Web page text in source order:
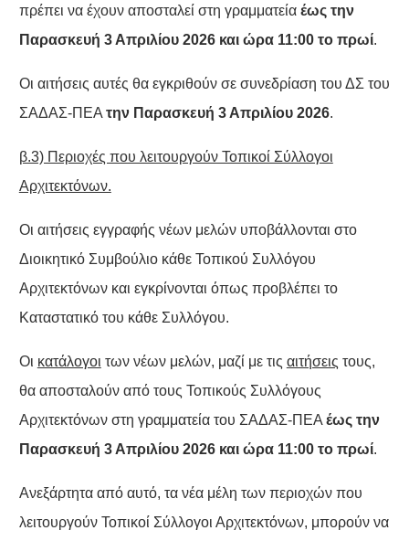
πρέπει να έχουν αποσταλεί στη γραμματεία έως την
Παρασκευή 3 Απριλίου 2026 και ώρα 11:00 το πρωί.
Οι αιτήσεις αυτές θα εγκριθούν σε συνεδρίαση του ΔΣ του
ΣΑΔΑΣ-ΠΕΑ την Παρασκευή 3 Απριλίου 2026.
β.3) Περιοχές που λειτουργούν Τοπικοί Σύλλογοι
Αρχιτεκτόνων.
Οι αιτήσεις εγγραφής νέων μελών υποβάλλονται στο
Διοικητικό Συμβούλιο κάθε Τοπικού Συλλόγου
Αρχιτεκτόνων και εγκρίνονται όπως προβλέπει το
Καταστατικό του κάθε Συλλόγου.
Οι κατάλογοι των νέων μελών, μαζί με τις αιτήσεις τους,
θα αποσταλούν από τους Τοπικούς Συλλόγους
Αρχιτεκτόνων στη γραμματεία του ΣΑΔΑΣ-ΠΕΑ έως την
Παρασκευή 3 Απριλίου 2026 και ώρα 11:00 το πρωί.
Ανεξάρτητα από αυτό, τα νέα μέλη των περιοχών που
λειτουργούν Τοπικοί Σύλλογοι Αρχιτεκτόνων, μπορούν να